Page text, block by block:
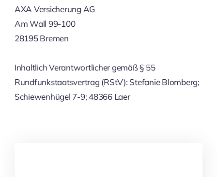
AXA Versicherung AG
Am Wall 99-100
28195 Bremen
Inhaltlich Verantwortlicher gemäß § 55
Rundfunkstaatsvertrag (RStV): Stefanie Blomberg;
Schiewenhügel 7-9; 48366 Laer